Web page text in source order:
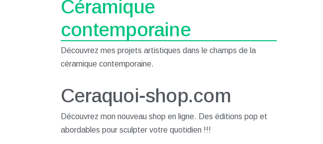
Céramique
contemporaine
Découvrez mes projets artistiques dans le champs de la
céramique contemporaine.
Ceraquoi-shop.com
Découvrez mon nouveau shop en ligne. Des éditions pop et
abordables pour sculpter votre quotidien !!!